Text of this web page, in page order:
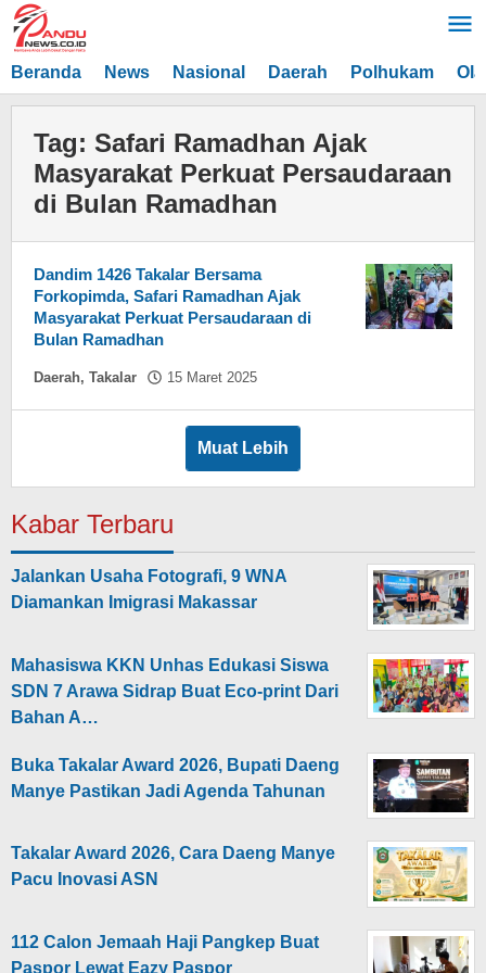
Lewati
ke
konten
Beranda News Nasional Daerah Polhukam
Tag: Safari Ramadhan Ajak
Masyarakat Perkuat Persaudaraan
di Bulan Ramadhan
Dandim 1426 Takalar Bersama
Forkopimda, Safari Ramadhan Ajak
Masyarakat Perkuat Persaudaraan di
Bulan Ramadhan
Daerah, Takalar 15 Maret 2025
Muat Lebih
Kabar Terbaru
Jalankan Usaha Fotografi, 9 WNA
Diamankan Imigrasi Makassar
Mahasiswa KKN Unhas Edukasi Siswa
SDN 7 Arawa Sidrap Buat Eco-print Dari
Bahan A…
Buka Takalar Award 2026, Bupati Daeng
Manye Pastikan Jadi Agenda Tahunan
Takalar Award 2026, Cara Daeng Manye
Pacu Inovasi ASN
112 Calon Jemaah Haji Pangkep Buat
Paspor Lewat Eazy Paspor